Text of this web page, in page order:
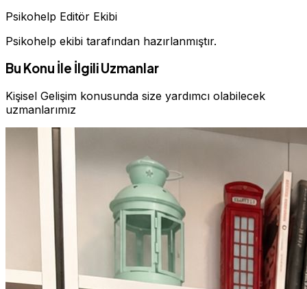
Psikohelp Editör Ekibi
Psikohelp ekibi tarafından hazırlanmıştır.
Bu Konu İle İlgili Uzmanlar
Kişisel Gelişim konusunda size yardımcı olabilecek
uzmanlarımız